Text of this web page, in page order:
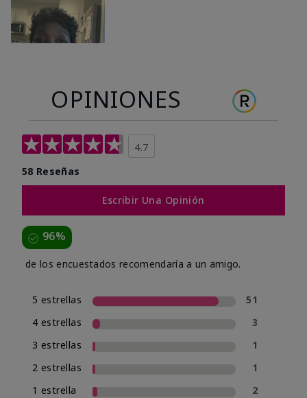
OPINIONES
4.7
58 Reseñas
Escribir Una Opinión
96%
de los encuestados recomendaría a un amigo.
5 estrellas
51
4 estrellas
3
3 estrellas
1
2 estrellas
1
1 estrella
2